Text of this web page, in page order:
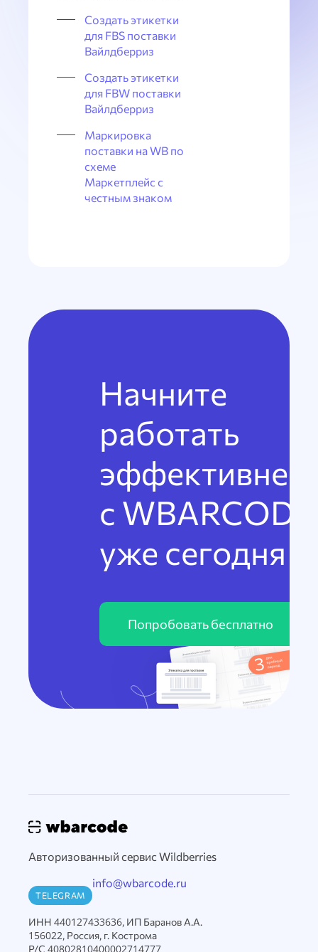
Создать этикетки
для FBS поставки
Вайлдберриз
Создать этикетки
для FBW поставки
Вайлдберриз
Маркировка
поставки на WB по
схеме
Маркетплейс с
честным знаком
Начните
работать
эффективнее
с WBARCODE
уже сегодня
Попробовать бесплатно
Авторизованный сервис Wildberries
TELEGRAM
info@wbarcode.ru
ИНН 440127433636, ИП Баранов А.А.
156022, Россия, г. Кострома
Р/С 40802810400002714777